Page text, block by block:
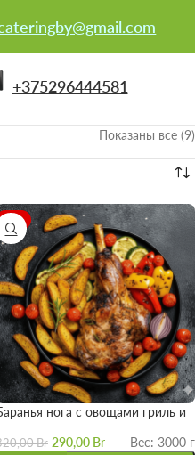
+375296444581
Показаны все (9)
-9%
нога с овощами гриль и
Br 290,00 Br Вес: 3000 г